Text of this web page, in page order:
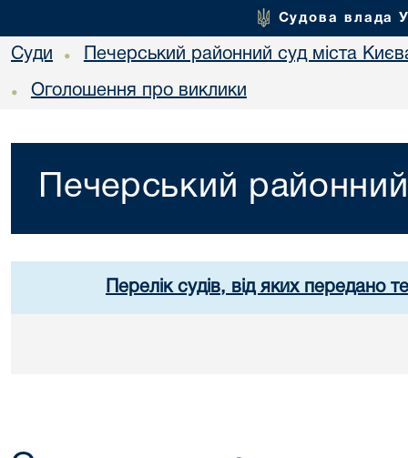
Судова влада
Суди • Печерський районний суд міста
• Оголошення про виклики
Печерський
Перелік судів, від яких передано